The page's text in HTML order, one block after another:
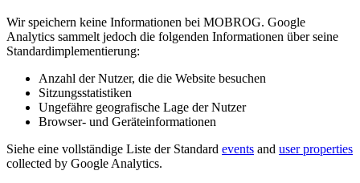
Wir speichern keine Informationen bei MOBROG. Google
Analytics sammelt jedoch die folgenden Informationen über seine
Standardimplementierung:
Anzahl der Nutzer, die die Website besuchen
Sitzungsstatistiken
Ungefähre geografische Lage der Nutzer
Browser- und Geräteinformationen
Siehe eine vollständige Liste der Standard events and user properties
collected by Google Analytics.